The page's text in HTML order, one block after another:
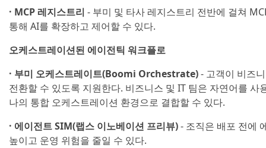
· MCP 레지스트리 - 부미 및 타사 레지스트리 전반에 걸쳐
통해 AI를 확장하고 제어할 수 있다.
오케스트레이션된 에이전틱 워크플로
· 부미 오케스트레이트(Boomi Orchestrate)- 고객이 비즈
전환할 수 있도록 지원한다. 비즈니스 및 IT 팀은 자연어를
나의 통합 오케스트레이션 환경으로 결합할 수 있다.
· 에이전트 SIM(랩스 이노베이션 프리뷰)- 조직은 배포 전에
높이고 운영 위험을 줄일 수 있다.